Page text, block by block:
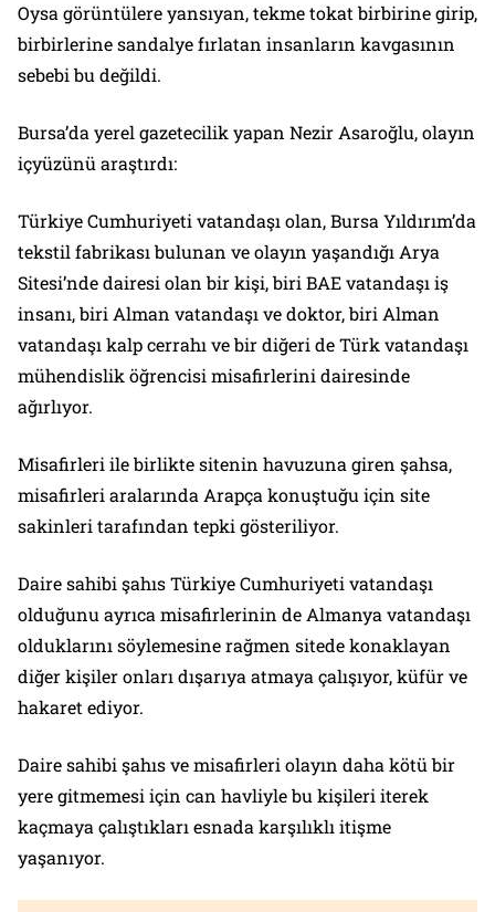
Oysa görüntülere yansıyan, tekme tokat birbirine girip,
birbirlerine sandalye fırlatan insanların kavgasının
sebebi bu değildi.
Bursa’da yerel gazetecilik yapan Nezir Asaroğlu, olayın
içyüzünü araştırdı:
Türkiye Cumhuriyeti vatandaşı olan, Bursa Yıldırım’da
tekstil fabrikası bulunan ve olayın yaşandığı Arya
Sitesi’nde dairesi olan bir kişi, biri BAE vatandaşı iş
insanı, biri Alman vatandaşı ve doktor, biri Alman
vatandaşı kalp cerrahı ve bir diğeri de Türk vatandaşı
mühendislik öğrencisi misafirlerini dairesinde
ağırlıyor.
Misafirleri ile birlikte sitenin havuzuna giren şahsa,
misafirleri aralarında Arapça konuştuğu için site
sakinleri tarafından tepki gösteriliyor.
Daire sahibi şahıs Türkiye Cumhuriyeti vatandaşı
olduğunu ayrıca misafirlerinin de Almanya vatandaşı
olduklarını söylemesine rağmen sitede konaklayan
diğer kişiler onları dışarıya atmaya çalışıyor, küfür ve
hakaret ediyor.
Daire sahibi şahıs ve misafirleri olayın daha kötü bir
yere gitmemesi için can havliyle bu kişileri iterek
kaçmaya çalıştıkları esnada karşılıklı itişme
yaşanıyor.